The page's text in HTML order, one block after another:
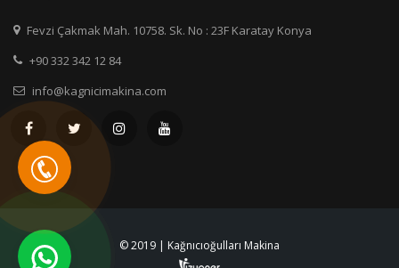
Fevzi Çakmak Mah. 10758. Sk. No : 23F Karatay Konya
+90 332 342 12 84
info@kagnicimakina.com
© 2019 | Kağnıcıoğulları Makina